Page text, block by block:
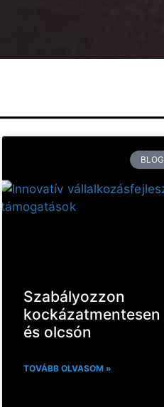
BLOG
Szabályozzon
kockázatmentesen
és olcsón
TOVÁBB OLVASOM »